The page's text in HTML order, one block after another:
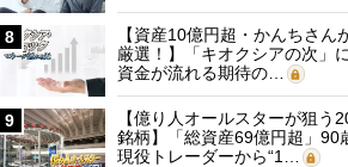
8
【資産10億円超・かんちさん
厳選！】「キオクシアの次」に
資金が流れる期待の…
9
【億り人オールスターが狙う
銘柄】「総資産69億円超」90
現役トレーダーから“1…